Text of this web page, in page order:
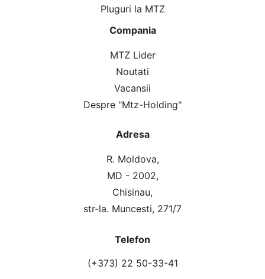
Pluguri la MTZ
Compania
MTZ Lider
Noutati
Vacansii
Despre "Mtz-Holding"
Adresa
R. Moldova,
MD - 2002,
Chisinau,
str-la. Muncesti, 271/7
Telefon
(+373) 22 50-33-41